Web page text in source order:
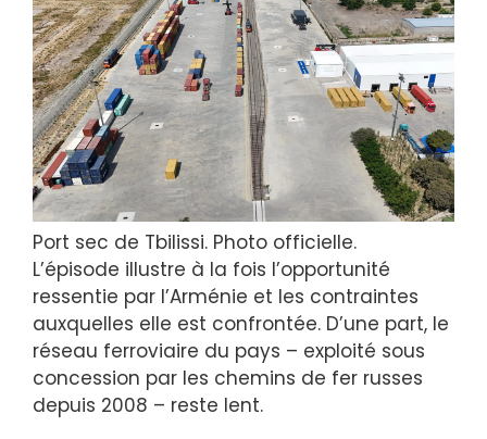
Port sec de Tbilissi. Photo officielle.
L’épisode illustre à la fois l’opportunité
ressentie par l’Arménie et les contraintes
auxquelles elle est confrontée. D’une part, le
réseau ferroviaire du pays – exploité sous
concession par les chemins de fer russes
depuis 2008 – reste lent.